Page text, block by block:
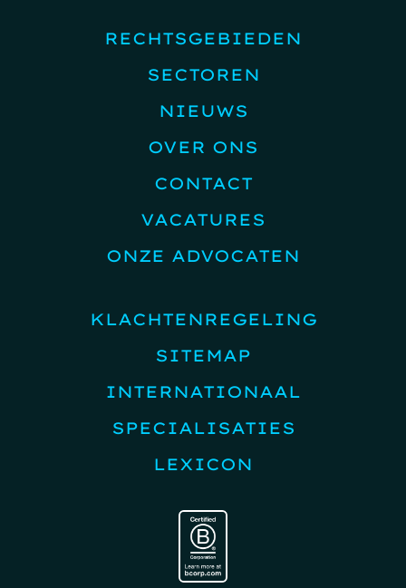
RECHTSGEBIEDEN
SECTOREN
NIEUWS
OVER ONS
CONTACT
VACATURES
ONZE ADVOCATEN
KLACHTENREGELING
SITEMAP
INTERNATIONAAL
SPECIALISATIES
LEXICON